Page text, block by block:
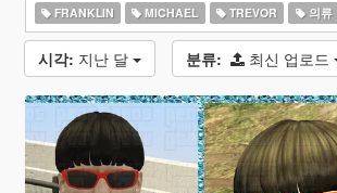
FRANKLIN MICHAEL TREVOR 의류
시각: 지난 달 분류: 최신 업로드